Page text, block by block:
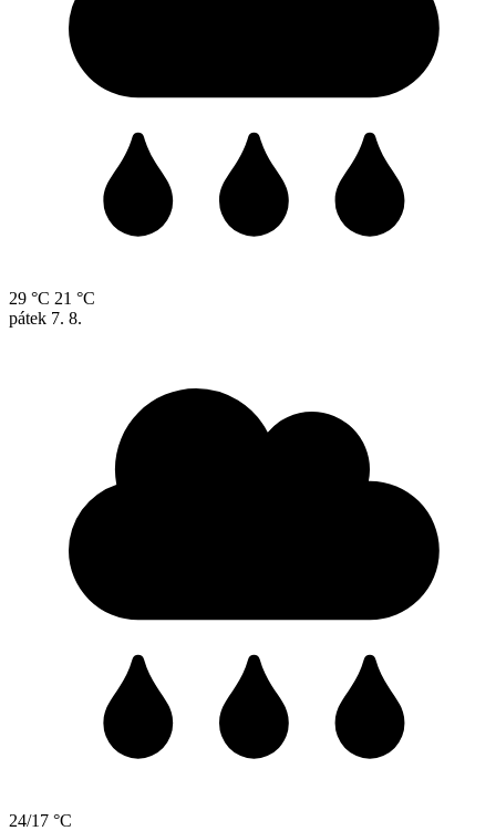
29 °C 21 °C
pátek 7. 8.
24/17 °C